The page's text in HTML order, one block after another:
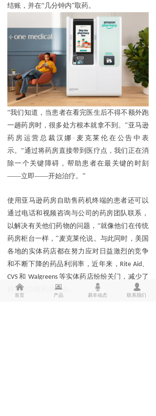
结账，并在“几分钟内”取药。
“我们知道，当患者在看完医生后不得不额外跑
一趟药房时，很多处方根本就拿不到。”亚马逊
药房运营总裁汉娜·麦克莱伦在公告中表
示。“通过将药房直接带到医疗点，我们正在消
除一个关键障碍，帮助患者在最关键的时刻
——立即——开始治疗。”
使用亚马逊药房自助售药机终端的患者还可以
通过电话和视频咨询与公司的药房团队联系，
以解决有关他们药物的问题， “就像他们在传统
药房柜台一样，”麦克莱伦说。与此同时，美国
各地的实体药店都在努力应对日益激烈的竞争
和不断下降的药品利润率，近年来， Rite Aid、
CVS和 Walgreens 等实体药店纷纷关门，减少了
顾客到店取药的机会。
낀
首页
뀵
产品
뀔
易丰动态
넙
联系我们